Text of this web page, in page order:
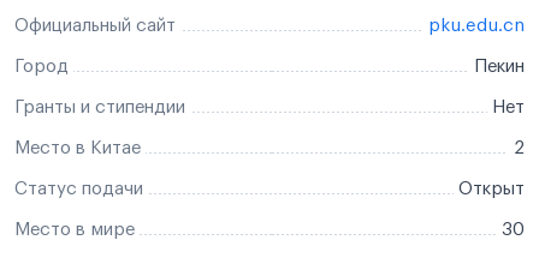
Официальный сайт pku.edu.cn
Город Пекин
Гранты и стипендии Нет
Место в Китае 2
Статус подачи Открыт
Место в мире 30